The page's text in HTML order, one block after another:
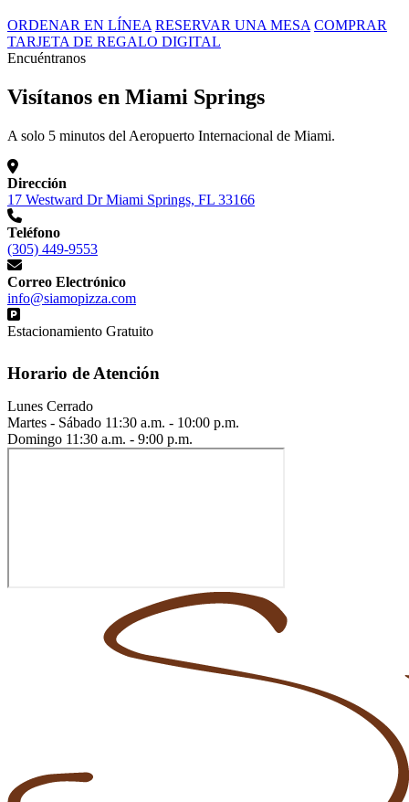
ORDENAR EN LÍNEA RESERVAR UNA MESA COMPRAR
TARJETA DE REGALO DIGITAL
Encuéntranos
Visítanos en Miami Springs
A solo 5 minutos del Aeropuerto Internacional de Miami.
Dirección
17 Westward Dr Miami Springs, FL 33166
Teléfono
(305) 449-9553
Correo Electrónico
info@siamopizza.com
Estacionamiento Gratuito
Horario de Atención
Lunes Cerrado
Martes - Sábado 11:30 a.m. - 10:00 p.m.
Domingo 11:30 a.m. - 9:00 p.m.